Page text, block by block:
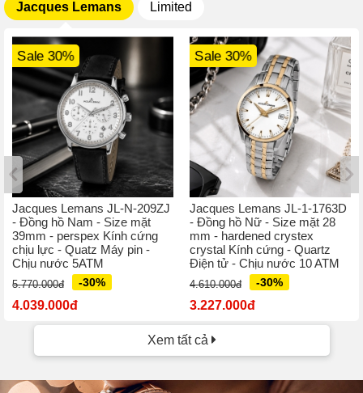
Jacques Lemans Limited
Sale 30%
Jacques Lemans JL-N-209ZJ
- Đồng hồ Nam - Size mặt
39mm - perspex Kính cứng
chịu lực - Quatz Máy pin -
Chịu nước 5ATM
5.770.000đ -30%
4.039.000đ
Sale 30%
Jacques Lemans JL-1-1763D
- Đồng hồ Nữ - Size mặt 28
mm - hardened crystex
crystal Kính cứng - Quartz
Điện tử - Chịu nước 10 ATM
4.610.000đ -30%
3.227.000đ
Xem tất cả